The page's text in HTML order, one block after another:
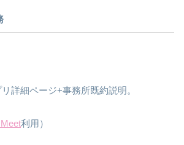
詳細ページ+事務所既約説明。
利用）